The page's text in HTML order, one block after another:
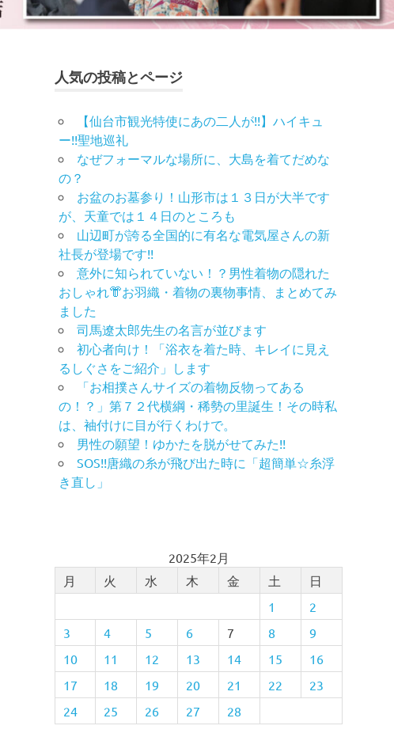
人気の投稿とページ
【仙台市観光特使にあの二人が!!】ハイキュ
ー!!聖地巡礼
なぜフォーマルな場所に、大島を着てだめな
の？
お盆のお墓参り！山形市は１３日が大半です
が、天童では１４日のところも
山辺町が誇る全国的に有名な電気屋さんの新
社長が登場です!!
意外に知られていない！？男性着物の隠れた
おしゃれ👘お羽織・着物の裏物事情、まとめてみ
ました
司馬遼太郎先生の名言が並びます
初心者向け！「浴衣を着た時、キレイに見え
るしぐさをご紹介」します
「お相撲さんサイズの着物反物ってある
の！？」第７２代横綱・稀勢の里誕生！その時私
は、袖付けに目が行くわけで。
男性の願望！ゆかたを脱がせてみた!!
SOS!!唐織の糸が飛び出た時に「超簡単☆糸浮
き直し」
2025年2月
月
火 水 木 金 土
日
1
2
3
4 5 6 7 8
9
10
11 12 13 14 15
16
17
18 19 20 21 22
23
24
25 26 27 28